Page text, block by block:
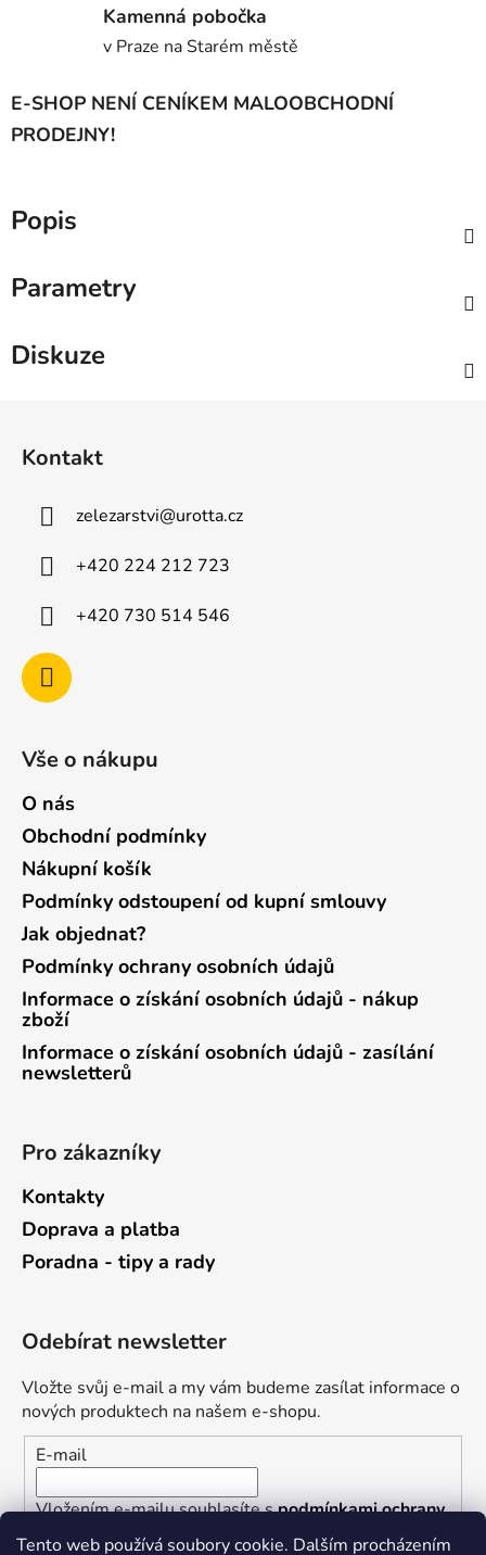
Tento web používá soubory cookie. Dalším procházením
Kamenná pobočka
v Praze na Starém městě
E-SHOP NENÍ CENÍKEM MALOOBCHODNÍ
PRODEJNY!
Popis
Parametry
Diskuze
Kontakt
zelezarstvi@urotta.cz
+420 224 212 723
+420 730 514 546
Vše o nákupu
O nás
Obchodní podmínky
Nákupní košík
Podmínky odstoupení od kupní smlouvy
Jak objednat?
Podmínky ochrany osobních údajů
Informace o získání osobních údajů - nákup
zboží
Informace o získání osobních údajů - zasílání
newsletterů
Pro zákazníky
Kontakty
Doprava a platba
Poradna - tipy a rady
Odebírat newsletter
Vložte svůj e-mail a my vám budeme zasílat informace o
nových produktech na našem e-shopu.
E-mail
Vložením e-mailu souhlasíte spodmínkami ochrany
osobních údajů